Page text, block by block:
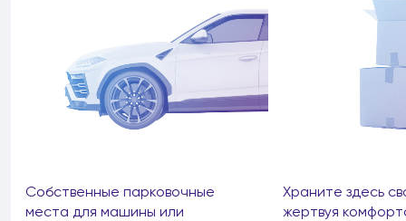
Собственные парковочные
места для машины или
Храните здесь
жертвуя